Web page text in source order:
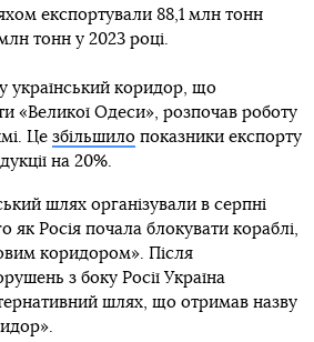
експортували 88,1 млн тонн
тонн у 2023 році.
український коридор, що
«Великої Одеси», розпочав роботу
Це збільшило показники експорту
на 20%.
шлях організували в серпні
як Росія почала блокувати кораблі,
коридором». Після
з боку Росії Україна
шлях, що отримав назву